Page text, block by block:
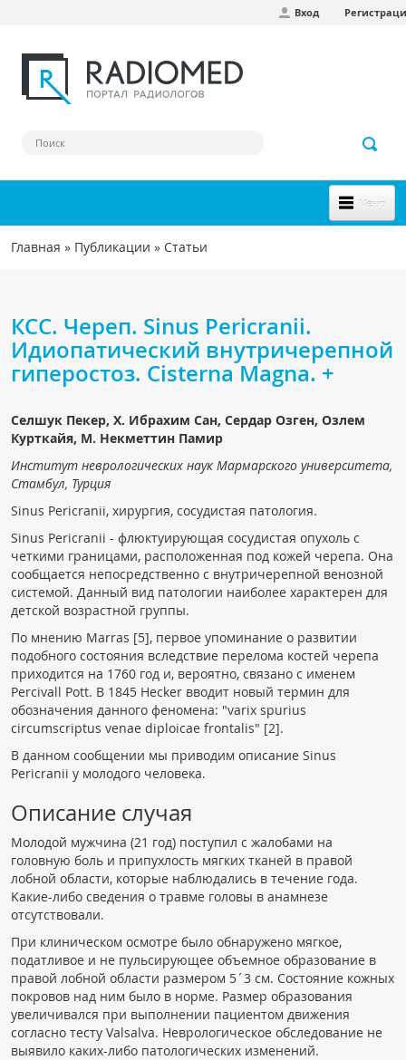
Вход
Меню
НОВОЕ НА САЙТЕ
Форум
Наш сборник ссылок
Чат RADIOMED
ОБРАЗОВАНИЕ
Интерактивные задания
Презентации
Публикации
Видео
Где пройти обследование
Компьютерная томография (КТ)
Спросить врача
ПОМОЩЬ
Вы здесь
Главная » Публикации » Статьи
КСС. Череп. Sinus Pericranii.
Идиопатический внутричерепной
гиперостоз. Cisterna Magna. +
Селшук Пекер, Х. Ибрахим Сан, Сердар Озген, Озлем
Курткайя, М. Некметтин Памир
Институт неврологических наук Мармарского университета,
Стамбул, Турция
Sinus Pericranii, хирургия, сосудистая патология.
Sinus Pericranii - флюктуирующая сосудистая опухоль с
четкими границами, расположенная под кожей черепа. Она
сообщается непосредственно с внутричерепной венозной
системой. Данный вид патологии наиболее характерен для
детской возрастной группы.
По мнению Marras [5], первое упоминание о развитии
подобного состояния вследствие перелома костей черепа
приходится на 1760 год и, вероятно, связано с именем
Percivall Pott. В 1845 Hecker вводит новый термин для
обозначения данного феномена: "varix spurius
circumscriptus venae diploicae frontalis" [2].
В данном сообщении мы приводим описание Sinus
Pericranii у молодого человека.
Описание случая
Молодой мужчина (21 год) поступил с жалобами на
головную боль и припухлость мягких тканей в правой
лобной области, которые наблюдались в течение года.
Kакие-либо сведения о травме головы в анамнезе
отсутствовали.
При клиническом осмотре было обнаружено мягкое,
податливое и не пульсирующее объемное образование в
правой лобной области размером 5´3 см. Состояние кожных
покровов над ним было в норме. Размер образования
увеличивался при выполнении пациентом движения
согласно тесту Valsalva. Неврологическое обследование не
выявило каких-либо патологических изменений.